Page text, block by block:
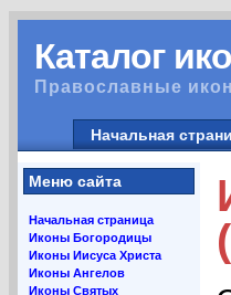
Каталог
Православные
Начальная
Меню сайта
Начальная страница
Иконы Богородицы
Иконы Иисуса Христа
Иконы Ангелов
Иконы Святых